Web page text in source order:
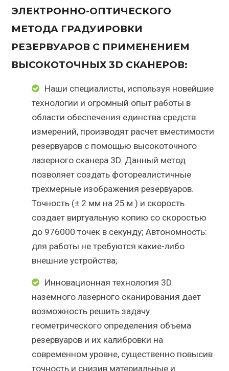
ЭЛЕКТРОННО-ОПТИЧЕСКОГО
МЕТОДА ГРАДУИРОВКИ
РЕЗЕРВУАРОВ С ПРИМЕНЕНИЕМ
ВЫСОКОТОЧНЫХ 3D СКАНЕРОВ:
Наши специалисты, используя новейшие
технологии и огромный опыт работы в
области обеспечения единства средств
измерений, производят расчет вместимости
резервуаров с помощью высокоточного
лазерного сканера 3D. Данный метод
позволяет создать фотореалистичные
трехмерные изображения резервуаров.
Точность (± 2 мм на 25 м.) и скорость
создает виртуальную копию со скоростью
до 976000 точек в секунду; Автономность:
для работы не требуются какие-либо
внешние устройства;
Инновационная технология 3D
наземного лазерного сканирования дает
возможность решить задачу
геометрического определения объема
резервуаров и их калибровки на
современном уровне, существенно повысив
точность и снизив материальные и